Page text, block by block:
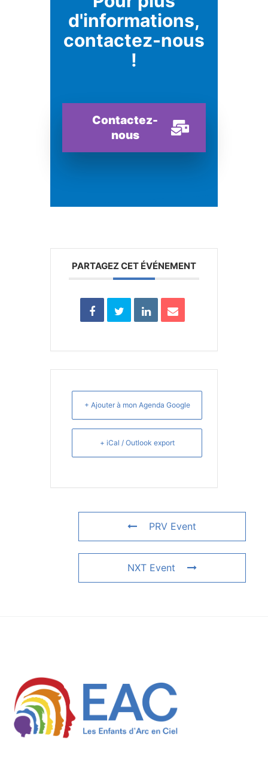
d'informations,
contactez-nous
!
Contactez-
nous
PARTAGEZ CET ÉVÉNEMENT
+ Ajouter à mon Agenda Google
+ iCal / Outlook export
PRV Event
NXT Event